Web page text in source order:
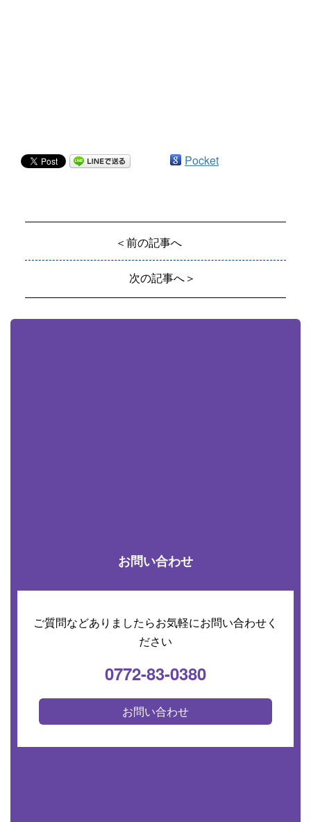
Pocket
＜前の記事へ
次の記事へ＞
お問い合わせ
ご質問などありましたらお気軽にお問い合わせく
ださい
0772-83-0380
お問い合わせ